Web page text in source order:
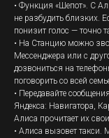
• Функция «Шепот». С
не разбудить близких.
понизит голос — точно
• На Станцию можно
Мессенджера или с
дозвониться на
поговорить со всей
• Передавайте
Яндекса: Навигатора,
Алиса прочитает их
• Алиса вызовет такси.